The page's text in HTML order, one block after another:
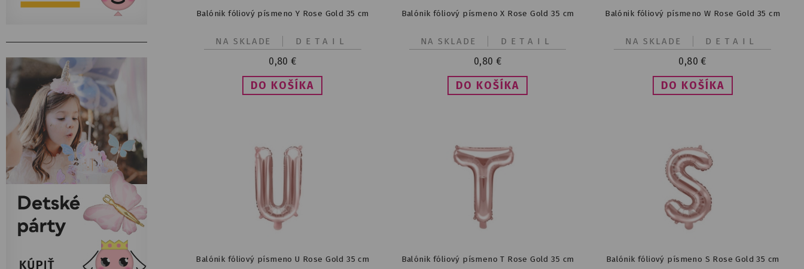
Balónik fóliový písmeno Y Rose Gold 35 cm
0,80 €
DETAIL
NA SKLADE
Balónik fóliový písmeno X Rose Gold 35 cm
0,80 €
DETAIL
NA SKLADE
Balónik fóliový písmeno W Rose Gold 35 cm
0,80 €
DETAIL
NA SKLADE
Balónik fóliový písmeno U Rose Gold 35 cm Balónik fóliový písmeno T Rose Gold 35 cm Balónik fóliový písmeno S Rose Gold 35 cm